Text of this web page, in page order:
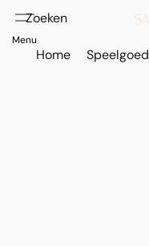
Home Speelgoed